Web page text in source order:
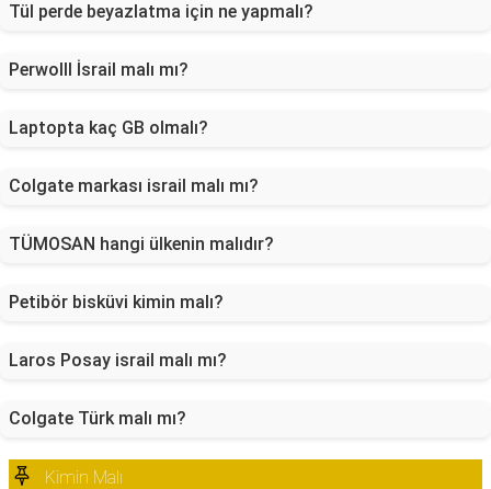
Tül perde beyazlatma için ne yapmalı?
Perwolll İsrail malı mı?
Laptopta kaç GB olmalı?
Colgate markası israil malı mı?
TÜMOSAN hangi ülkenin malıdır?
Petibör bisküvi kimin malı?
Laros Posay israil malı mı?
Colgate Türk malı mı?
Kimin Malı